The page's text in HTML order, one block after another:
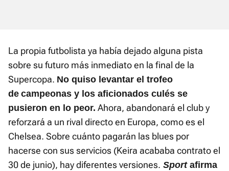
La propia futbolista ya había dejado alguna pista
sobre su futuro más inmediato en la final de la
Supercopa. No quiso levantar el trofeo
de campeonas y los aficionados culés se
pusieron en lo peor. Ahora, abandonará el club y
reforzará a un rival directo en Europa, como es el
Chelsea. Sobre cuánto pagarán las blues por
hacerse con sus servicios (Keira acababa contrato el
30 de junio), hay diferentes versiones. Sportafirma